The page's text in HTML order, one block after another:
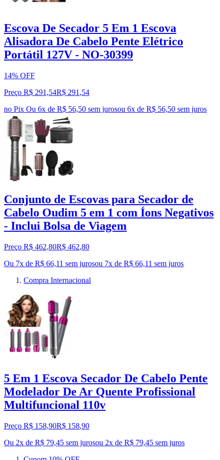
Escova De Secador 5 Em 1 Escova
Alisadora De Cabelo Pente Elétrico
Portátil 127V - NO-30399
14% OFF
Preço R$ 291,54R$ 291 ,54
no Pix Ou 6x de R$ 56,50 sem jurosou 6x de R$ 56,50 sem juros
Conjunto de Escovas para Secador de
Cabelo Oudim 5 em 1 com Íons Negativos
- Inclui Bolsa de Viagem
Preço R$ 462,80R$ 462,80
Ou 7x de R$ 66,11 sem jurosou 7x de R$ 66,11 sem juros
Compra Internacional
5 Em 1 Escova Secador De Cabelo Pente
Modelador De Ar Quente Profissional
Multifuncional 110v
Preço R$ 158,90R$ 158,90
Ou 2x de R$ 79,45 sem jurosou 2x de R$ 79,45 sem juros